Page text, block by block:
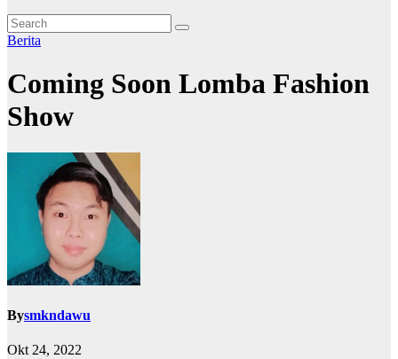
Berita
Coming Soon Lomba Fashion
Show
Bysmkndawu
Okt 24, 2022